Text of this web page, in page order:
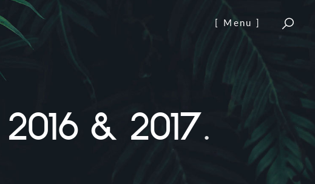
[ Menu ]
& 2017.